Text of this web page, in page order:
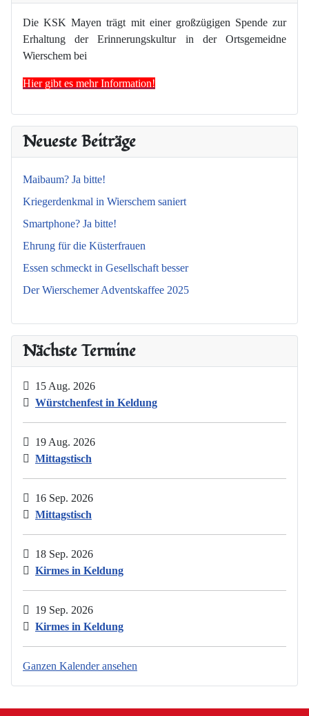
Die KSK Mayen trägt mit einer großzügigen Spende zur
Erhaltung der Erinnerungskultur in der Ortsgemeidne
Wierschem bei
Hier gibt es mehr Information!
Neueste Beiträge
Maibaum? Ja bitte!
Kriegerdenkmal in Wierschem saniert
Smartphone? Ja bitte!
Ehrung für die Küsterfrauen
Essen schmeckt in Gesellschaft besser
Der Wierschemer Adventskaffee 2025
Nächste Termine
15 Aug. 2026
Würstchenfest in Keldung
19 Aug. 2026
Mittagstisch
16 Sep. 2026
Mittagstisch
18 Sep. 2026
Kirmes in Keldung
19 Sep. 2026
Kirmes in Keldung
Ganzen Kalender ansehen